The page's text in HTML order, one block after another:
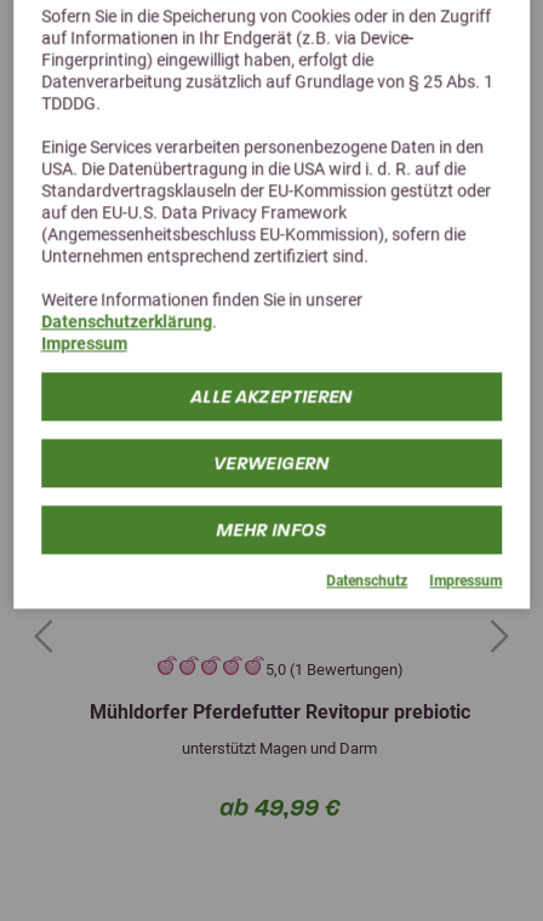
Sofern Sie in die Speicherung von Cookies oder in den Zugriff
auf Informationen in Ihr Endgerät (z.B. via Device-
Fingerprinting) eingewilligt haben, erfolgt die
Datenverarbeitung zusätzlich auf Grundlage von § 25 Abs. 1
TDDDG.
Einige Services verarbeiten personenbezogene Daten in den
USA. Die Datenübertragung in die USA wird i. d. R. auf die
Standardvertragsklauseln der EU-Kommission gestützt oder
auf den EU-U.S. Data Privacy Framework
(Angemessenheitsbeschluss EU-Kommission), sofern die
Unternehmen entsprechend zertifiziert sind.
Weitere Informationen finden Sie in unserer
Datenschutzerklärung.
Impressum
ALLE AKZEPTIEREN
VERWEIGERN
MEHR INFOS
Datenschutz Impressum
Alternative Produkte
5,0 (1 Bewertungen)
Mühldorfer Pferdefutter Revitopur prebiotic
unterstützt Magen und Darm
ab 49,99 €
Previous Next